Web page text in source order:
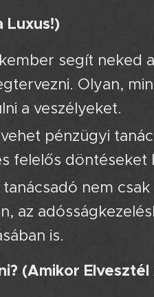
Luxus!)
segít neked
Olyan,
a veszélyeket. 🗺️
pénzügyi
felelős döntéseket
nem
az
is.
(Amikor